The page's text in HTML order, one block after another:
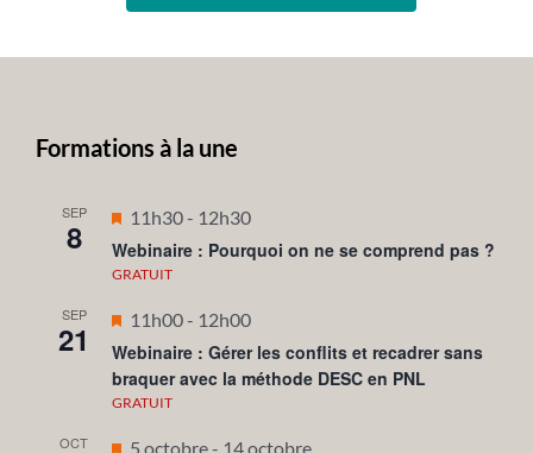
Formations à la une
SEP
8
Mis
en
avant
11h30- 12h30
Webinaire : Pourquoi on ne se comprend pas ?
GRATUIT
SEP
21
Mis
en
avant
11h00- 12h00
Webinaire : Gérer les conflits et recadrer sans
braquer avec la méthode DESC en PNL
GRATUIT
OCT
Mis
5 octobre- 14 octobre